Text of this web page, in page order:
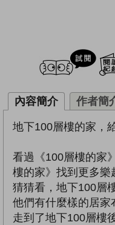
試
內容簡介 作者簡
地下100層樓的家，
看過《100層樓的家
樓的家》找到更多樂
猜猜看，地下100層
他們有什麼樣的居家
走到了地下100層樓